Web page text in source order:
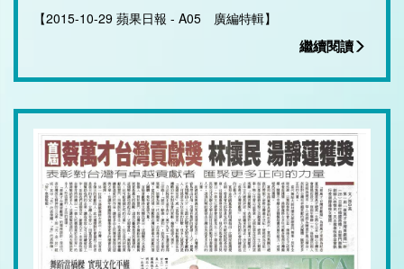
【2015-10-29 蘋果日報 - A05 廣編特輯】
繼續閱讀